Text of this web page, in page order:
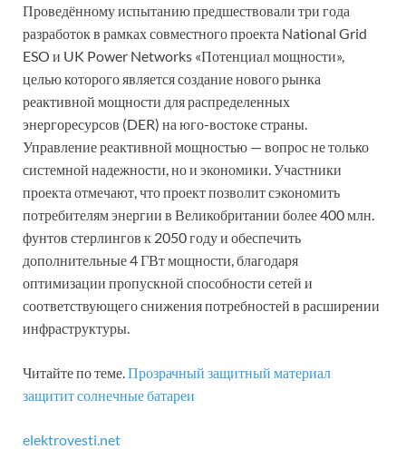
Проведённому испытанию предшествовали три года
разработок в рамках совместного проекта National Grid
ESO и UK Power Networks «Потенциал мощности»,
целью которого является создание нового рынка
реактивной мощности для распределенных
энергоресурсов (DER) на юго-востоке страны.
Управление реактивной мощностью — вопрос не только
системной надежности, но и экономики. Участники
проекта отмечают, что проект позволит сэкономить
потребителям энергии в Великобритании более 400 млн.
фунтов стерлингов к 2050 году и обеспечить
дополнительные 4 ГВт мощности, благодаря
оптимизации пропускной способности сетей и
соответствующего снижения потребностей в расширении
инфраструктуры.
Читайте по теме.Прозрачный защитный материал
защитит солнечные батареи
elektrovesti.net